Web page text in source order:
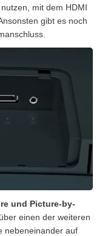
mit dem HDMI
gibt es noch
und Picture-by-
einen der weiteren
nebeneinander auf